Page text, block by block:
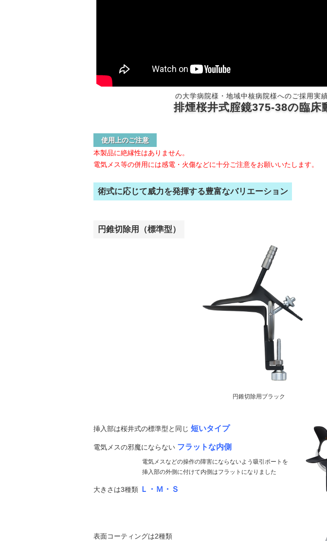
の大学病院様・地域中核病院様へのご採用実
排煙桜井式腟鏡375-38の臨床
使用上のご注意
本製品に絶縁性はありません。
電気メス等の併用には感電・火傷などに十分ご注意をお願いいたします。
術式に応じて威力を発揮する豊富なバリエーション
円錐切除用（標準型）
円錐切除用ブラック
挿入部は桜井式の標準型と同じ 短いタイプ
電気メスの邪魔にならない フラットな内側
電気メスなどの操作の障害にならないよう吸引ポートを
挿入部の外側に付けて内側はフラットになりました
大きさは3種類 Ｌ・Ｍ・Ｓ
表面コーティングは2種類